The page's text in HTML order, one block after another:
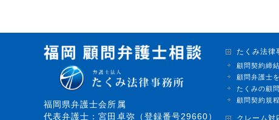
福岡県弁護士会所属
代表弁護士：宮田卓弥（登録番号29660）
たくみ法律
顧問契約締
顧問弁護士
たくみの顧
顧問契約規程
クレーム対